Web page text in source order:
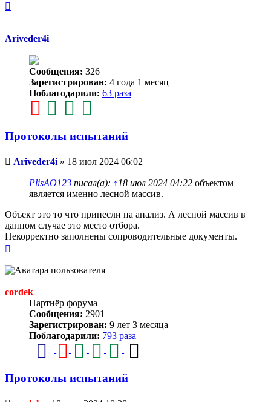
Ariveder4i
Сообщения: 326
Зарегистрирован: 4 года 1 месяц
Поблагодарили: 63 раза
Протоколы испытаний
Непрочитанное
Ariveder4i » 18 июл 2024 06:02
PlisAO123 писал(а): ↑ 18 июл 2024 04:22 объектом
является именно лесной массив.
Объект это то что принесли на анализ. А лесной массив в
данном случае это место отбора.
Некорректно заполнены сопроводительные документы.
началу
cordek
Партнёр форума
Сообщения: 2901
Зарегистрирован: 9 лет 3 месяца
Поблагодарили: 793 раза
Протоколы испытаний